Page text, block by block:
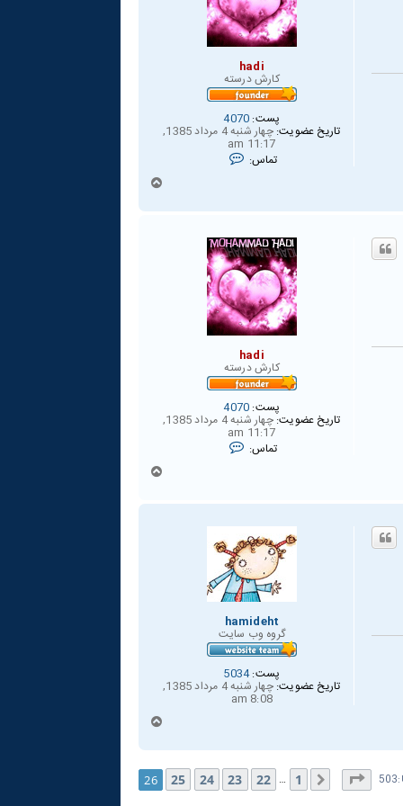
hadi
كارش درسته
پست: 4070
تاریخ عضویت: چهار شنبه 4 مرداد 1385,
11:17 am
تماس:
i
hadi
كارش درسته
پست: 4070
تاریخ عضویت: چهار شنبه 4 مرداد 1385,
11:17 am
تماس:
a
ل
hamideht
گروه وب سايت
پست:5034
تاریخ عضویت: چهار شنبه 4 مرداد 1385,
8:08 am
ا
26 از26 قبلی 1
…
22
23
24
25
26